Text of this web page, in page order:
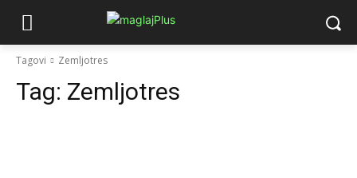
Tagovi Zemljotres
Tag: Zemljotres